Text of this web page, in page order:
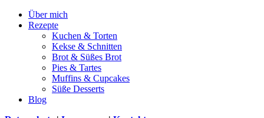
Über mich
Rezepte
Kuchen & Torten
Kekse & Schnitten
Brot & Süßes Brot
Pies & Tartes
Muffins & Cupcakes
Süße Desserts
Blog